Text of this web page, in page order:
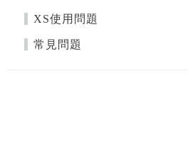
XS使用問題
常見問題